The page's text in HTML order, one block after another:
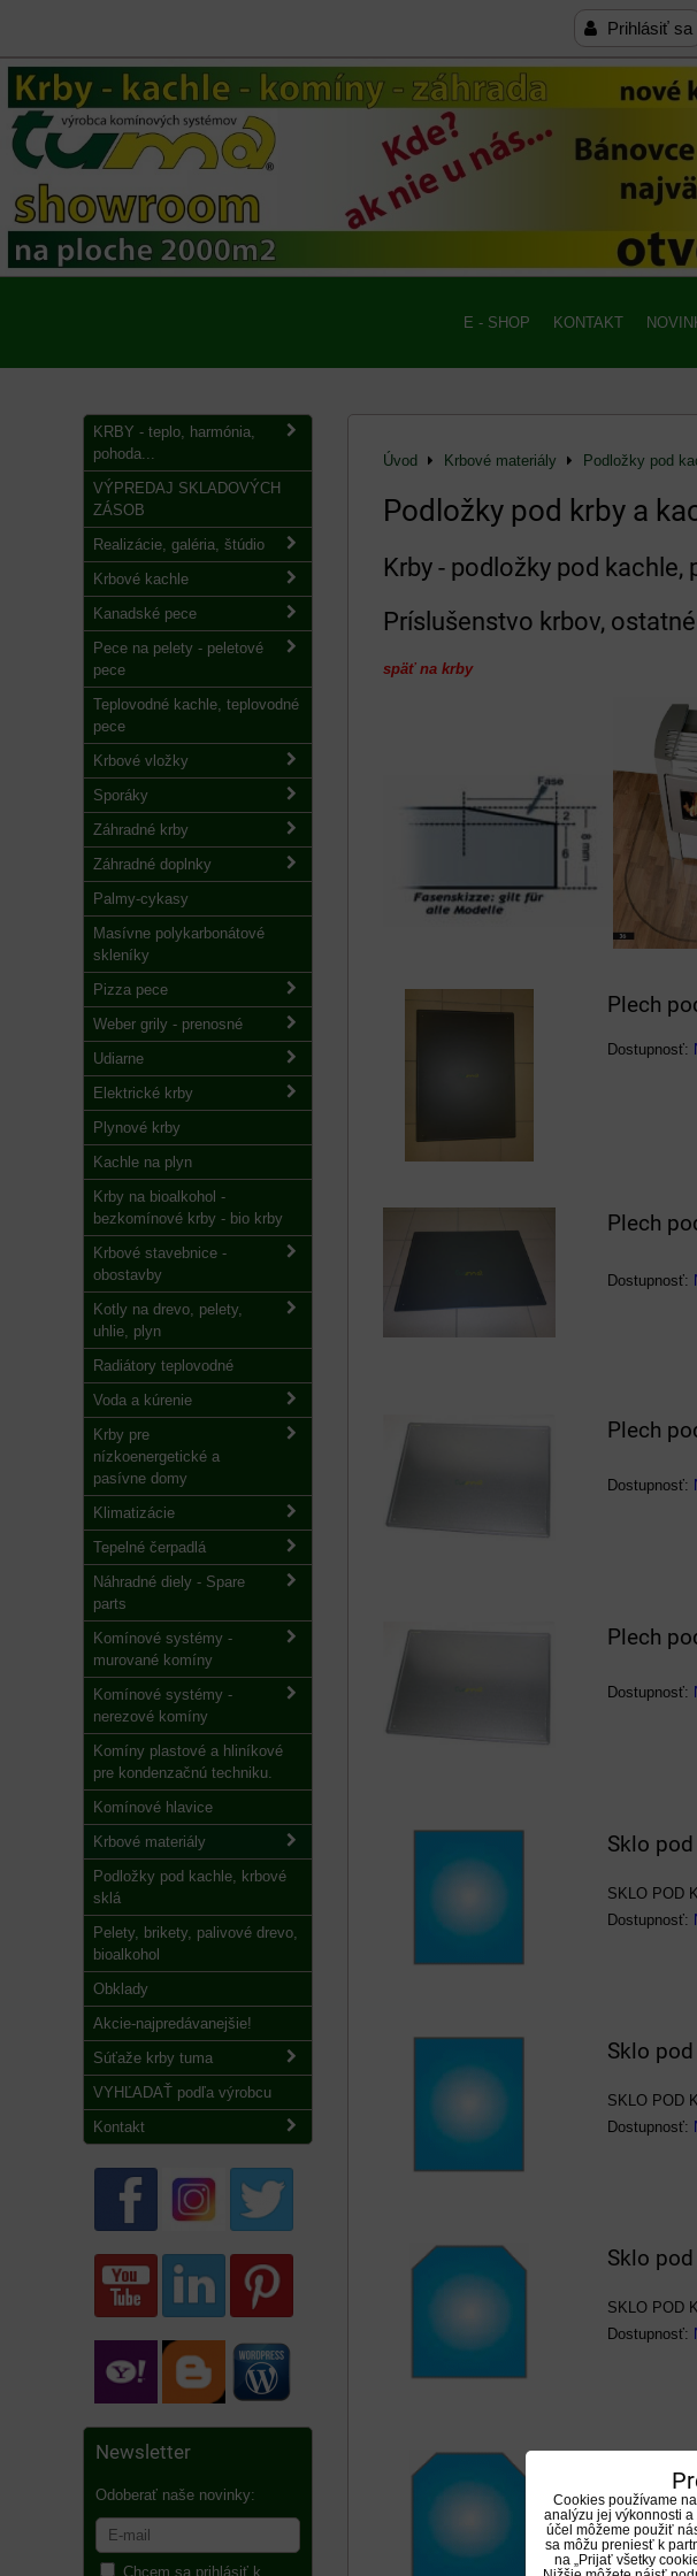
Prihlásiť sa
E - SHOP KONTAKT
Úvod Krbové materiály Podložky pod
Podložky pod krby a
Krby - podložky pod kachle,
Príslušenstvo krbov,
späť na krby
Plech
Dostupnosť:
Plech
Dostupnosť:
Plech
Dostupnosť:
Plech
Dostupnosť:
Sklo
SKLO POD
Dostupnosť:
Sklo
SKLO POD
Dostupnosť:
Sklo
SKLO POD
Dostupnosť:
Sklo
SKLO POD
Dostupnosť:
KRBY - teplo, harmónia,
pohoda...
VÝPREDAJ SKLADOVÝCH
ZÁSOB
Realizácie, galéria, štúdio
Krbové kachle
Kanadské pece
Pece na pelety - peletové
pece
Teplovodné kachle, teplovodné
pece
Krbové vložky
Sporáky
Záhradné krby
Záhradné doplnky
Palmy-cykasy
Masívne polykarbonátové
skleníky
Pizza pece
Weber grily - prenosné
Udiarne
Elektrické krby
Plynové krby
Kachle na plyn
Krby na bioalkohol -
bezkomínové krby - bio krby
Krbové stavebnice -
obostavby
Kotly na drevo, pelety,
uhlie, plyn
Radiátory teplovodné
Voda a kúrenie
Krby pre
nízkoenergetické a
pasívne domy
Klimatizácie
Tepelné čerpadlá
Náhradné diely - Spare
parts
Komínové systémy -
murované komíny
Komínové systémy -
nerezové komíny
Komíny plastové a hliníkové
pre kondenzačnú techniku.
Komínové hlavice
Krbové materiály
Podložky pod kachle, krbové
sklá
Pelety, brikety, palivové drevo,
bioalkohol
Obklady
Akcie-najpredávanejšie!
Súťaže krby tuma
VYHĽADAŤ podľa výrobcu
Kontakt
Newsletter
Odoberať naše novinky:
Chcem sa prihlásiť k
Cookies používame
analýzu jej výkonnosti
účel môžeme použiť
sa môžu preniesť k
na „Prijať všetky